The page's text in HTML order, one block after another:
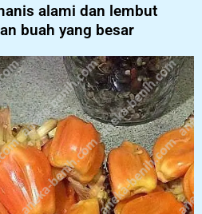
alami dan lembut
buah yang besar